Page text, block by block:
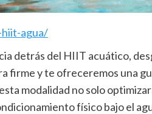
agua/
detrás del HIIT acuático,
y te ofreceremos una
modalidad no solo
físico bajo el